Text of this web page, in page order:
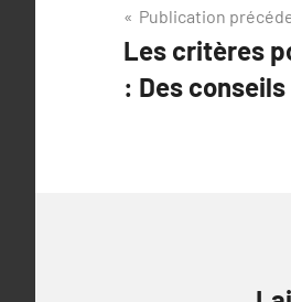
Navigation
de
l’article
Publication
Les critères
: Des